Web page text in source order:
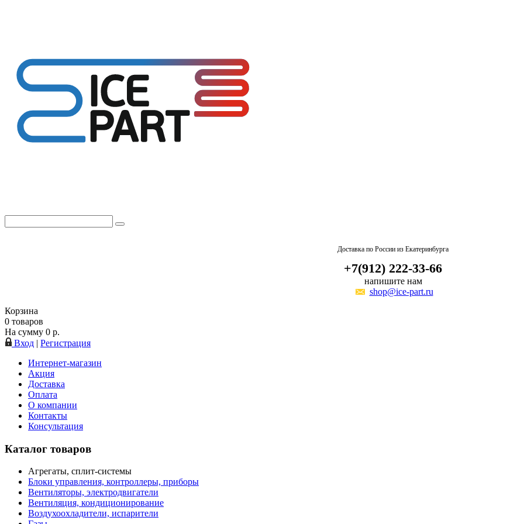
Доставка по России из Екатеринбурга
+7(912) 222-33-66
напишите нам
shop@ice-part.ru
Корзина
0 товаров
На сумму 0 р.
Вход | Регистрация
Интернет-магазин
Акция
Доставка
Оплата
О компании
Контакты
Консультация
Каталог товаров
Агрегаты, сплит-системы
Блоки управления, контроллеры, приборы
Вентиляторы, электродвигатели
Вентиляция, кондиционирование
Воздухоохладители, испарители